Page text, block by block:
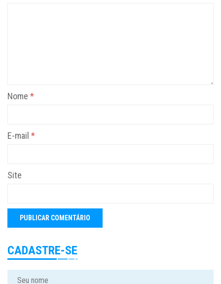
Nome *
E-mail *
Site
CADASTRE-SE